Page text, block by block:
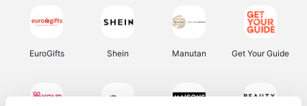
EuroGifts Shein Manutan Get Your Guide